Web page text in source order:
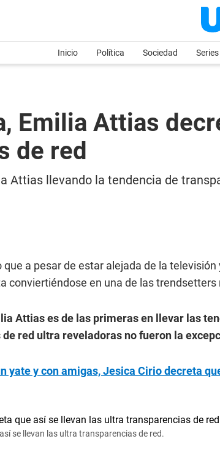
Inicio Política Sociedad
Emilia Attias
de red
Attias llevando la tendencia de
a pesar de estar alejada de la
conviertiéndose en una de las trendsetters
Attias es de las primeras en llevar las
red ultra reveladoras no fueron la
yate y con amigas, Jesica Cirio decreta
se llevan las ultra transparencias de red.